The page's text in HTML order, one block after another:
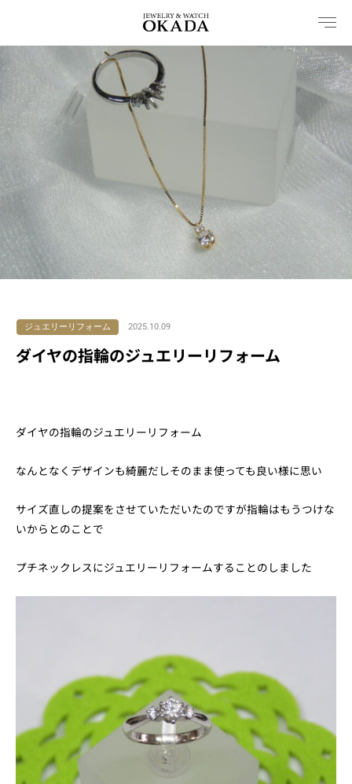
を
ス
ッ
プ
ジュエリーリフォーム 2025.10.09
ダイヤの指輪のジュエリーリフォーム
ダイヤの指輪のジュエリーリフォーム
なんとなくデザインも綺麗だしそのまま使っても良い様に思い
サイズ直しの提案をさせていただいたのですが指輪はもうつけな
いからとのことで
プチネックレスにジュエリーリフォームすることのしました